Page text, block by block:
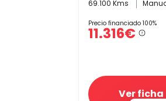
69.100 Kms
Precio financiado 100%
11.316€
Ver ficha